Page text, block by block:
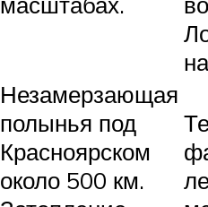
Незамерзающая
полынья под
Красноярском
около 500 км.